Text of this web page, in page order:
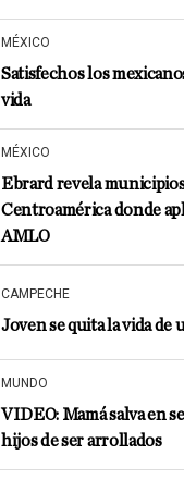
MÉXICO
Satisfechos los
vida
MÉXICO
Ebrard revela
Centroamérica donde
AMLO
CAMPECHE
Joven se quita la vida de
MUNDO
VIDEO: Mamá salva en
hijos de ser arrollados